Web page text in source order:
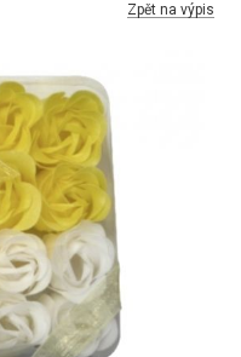
Zpět na výpis